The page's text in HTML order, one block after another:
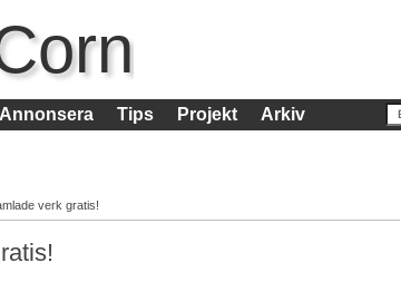
Annonsera Tips Projekt Arkiv
verk gratis!